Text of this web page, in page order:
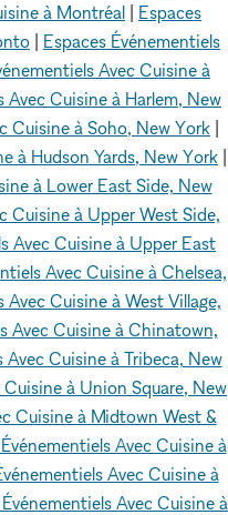
à Montréal
Espaces
Espaces Événementiels
Avec Cuisine à
Avec Cuisine à Harlem, New
Cuisine à Soho, New York
à Hudson Yards, New York
à Lower East Side, New
Cuisine à Upper West Side,
Avec Cuisine à Upper East
Avec Cuisine à Chelsea,
Avec Cuisine à West Village,
Avec Cuisine à Chinatown,
Avec Cuisine à Tribeca, New
à Union Square, New
Cuisine à Midtown West &
Avec Cuisine à
Avec Cuisine à
Avec Cuisine à